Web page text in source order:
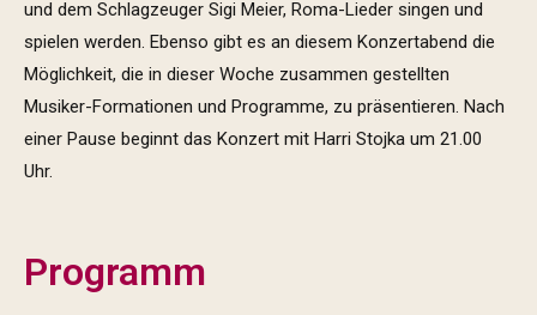
und dem Schlagzeuger Sigi Meier, Roma-Lieder singen und
spielen werden. Ebenso gibt es an diesem Konzertabend die
Möglichkeit, die in dieser Woche zusammen gestellten
Musiker-Formationen und Programme, zu präsentieren. Nach
einer Pause beginnt das Konzert mit Harri Stojka um 21.00
Uhr.
Programm